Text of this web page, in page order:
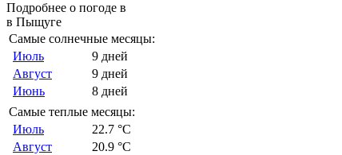
Подробнее о погоде в
в Пыщуге
Самые солнечные месяцы:
Июль
9 дней
Август
9 дней
Июнь
8 дней
Самые теплые месяцы:
Июль
22.7 °C
Август
20.9 °C